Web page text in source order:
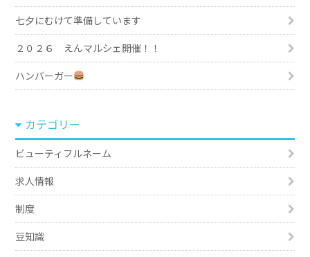
七夕にむけて準備しています
２０２６ えんマルシェ開催！！
ハンバーガー
カテゴリー
ビューティフルネーム
求人情報
制度
豆知識